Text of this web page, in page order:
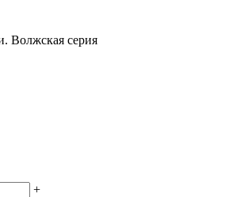
Волжская серия
+